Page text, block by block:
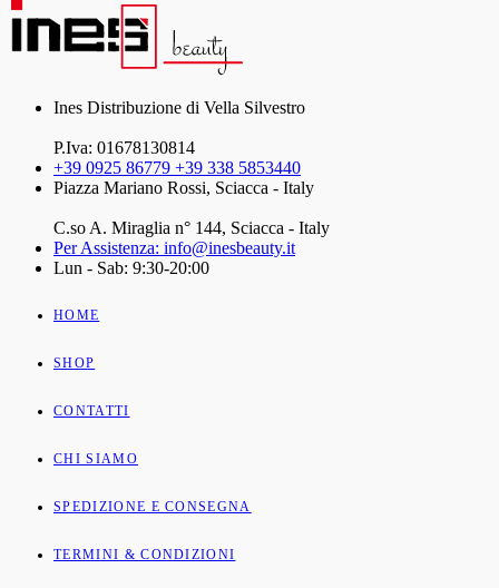
Ines Distribuzione di Vella Silvestro
P.Iva: 01678130814
+39 0925 86779 +39 338 5853440
Piazza Mariano Rossi, Sciacca - Italy
C.so A. Miraglia n° 144, Sciacca - Italy
Per Assistenza: info@inesbeauty.it
Lun - Sab: 9:30-20:00
HOME
SHOP
CONTATTI
CHI SIAMO
SPEDIZIONE E CONSEGNA
TERMINI & CONDIZIONI